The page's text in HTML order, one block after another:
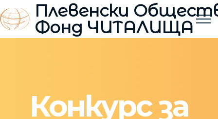
Плевенски
Фонд ЧИТАЛИЩА
Конкурс за